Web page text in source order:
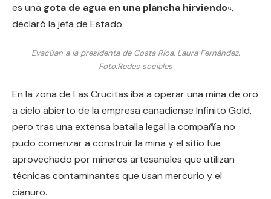
es una gota de agua en una plancha hirviendo«,
declaró la jefa de Estado.
Evacúan a la presidenta de Costa Rica, Laura Fernández.
Foto:Redes sociales
En la zona de Las Crucitas iba a operar una mina de oro
a cielo abierto de la empresa canadiense Infinito Gold,
pero tras una extensa batalla legal la compañía no
pudo comenzar a construir la mina y el sitio fue
aprovechado por mineros artesanales que utilizan
técnicas contaminantes que usan mercurio y el
cianuro.